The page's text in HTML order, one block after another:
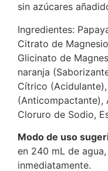
sin azúcares
Ingredientes:
Citrato de
Glicinato de
naranja
Cítrico
(Anticompactante),
Cloruro de Sodio,
Modo de uso
en 240 mL de
inmediatamente.